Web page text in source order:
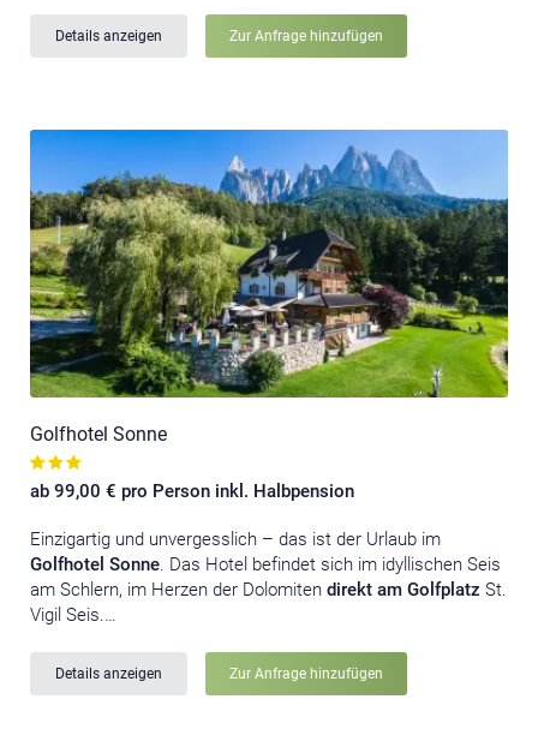
Details anzeigen Zur Anfrage hinzufügen
Golfhotel Sonne
ab 99,00 € pro Person inkl. Halbpension
Einzigartig und unvergesslich – das ist der Urlaub im
Golfhotel Sonne. Das Hotel befindet sich im idyllischen Seis
am Schlern, im Herzen der Dolomiten direkt am Golfplatz St.
Vigil Seis.…
Details anzeigen Zur Anfrage hinzufügen